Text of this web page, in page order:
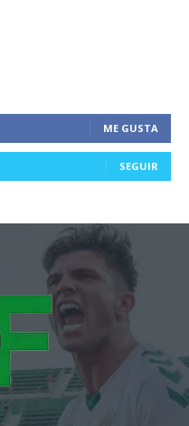
ME GUSTA
SEGUIR